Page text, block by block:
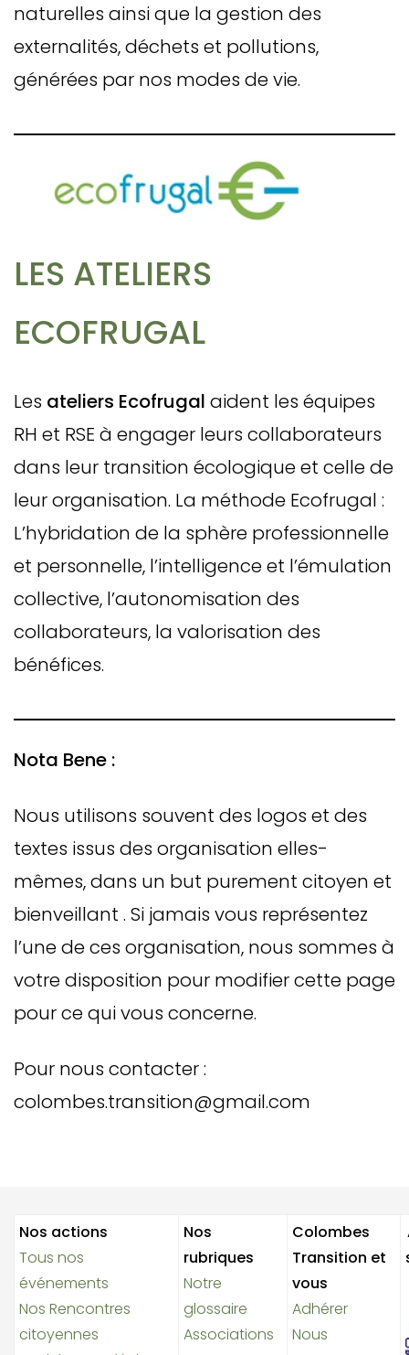
naturelles ainsi que la gestion des
externalités, déchets et pollutions,
générées par nos modes de vie.
LES ATELIERS
ECOFRUGAL
Les ateliers Ecofrugal aident les équipes
RH et RSE à engager leurs collaborateurs
dans leur transition écologique et celle de
leur organisation. La méthode Ecofrugal :
L’hybridation de la sphère professionnelle
et personnelle, l’intelligence et l’émulation
collective, l’autonomisation des
collaborateurs, la valorisation des
bénéfices.
Nota Bene :
Nous utilisons souvent des logos et des
textes issus des organisation elles-
mêmes, dans un but purement citoyen et
bienveillant . Si jamais vous représentez
l’une de ces organisation, nous sommes à
votre disposition pour modifier cette page
pour ce qui vous concerne.
Pour nous contacter :
colombes.transition@gmail.com
Nos actions
Tous nos
événements
Nos Rencontres
citoyennes
Nos
rubriques
Notre
glossaire
Associations
Colombes
Transition et
vous
Adhérer
Nous